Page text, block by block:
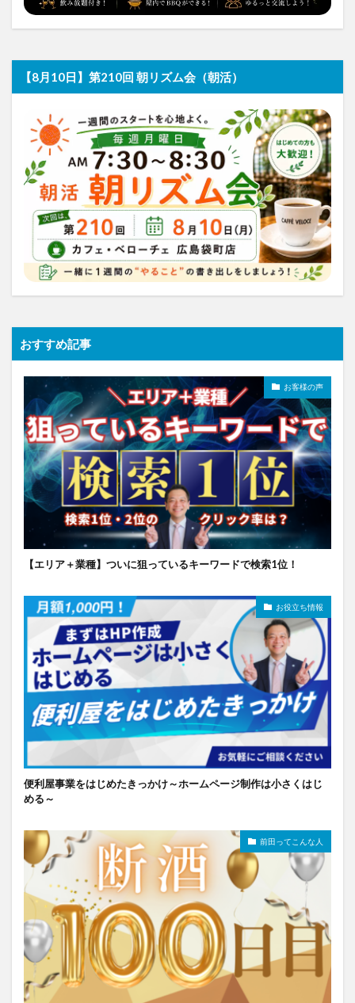
【8月10日】第210回 朝リズム会（朝活）
おすすめ記事
お客様の声
【エリア＋業種】ついに狙っているキーワードで検索1位！
お役立ち情報
便利屋事業をはじめたきっかけ～ホームページ制作は小さくはじ
める～
前田ってこんな人